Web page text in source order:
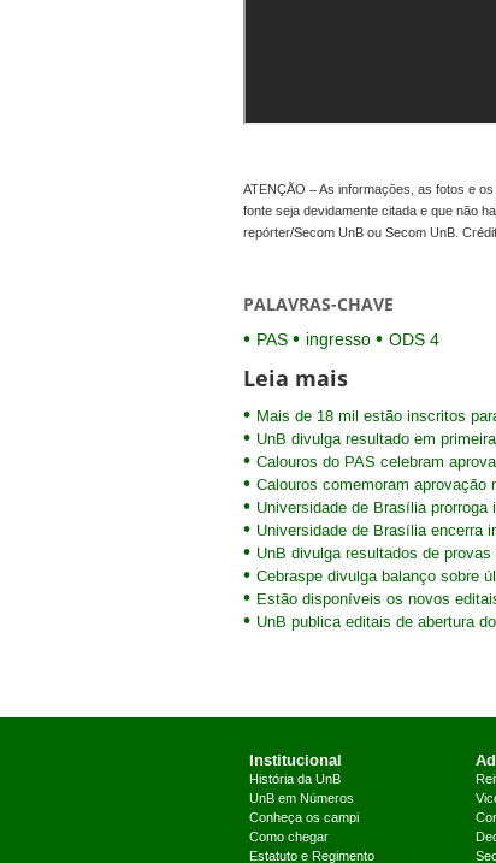
ATENÇÃO – As informações, as fotos e
fonte seja devidamente citada e que não
repórter/Secom UnB ou Secom UnB.
PALAVRAS-CHAVE
PAS ingresso ODS 4
Leia mais
Mais de 18 mil estão inscritos
UnB divulga resultado em
Calouros do PAS celebram
Calouros comemoram aprovação
Universidade de Brasília prorroga
Universidade de Brasília encerra
UnB divulga resultados de
Cebraspe divulga balanço sobre
Estão disponíveis os novos
UnB publica editais de abertura
Institucional
História da UnB
UnB em Números
Conheça os campi
Como chegar
Estatuto e Regimento